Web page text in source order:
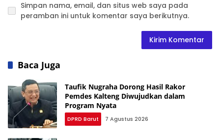
Simpan nama, email, dan situs web saya pada
peramban ini untuk komentar saya berikutnya.
Baca Juga
Taufik Nugraha Dorong Hasil Rakor
Pemdes Kalteng Diwujudkan dalam
Program Nyata
DPRD Barut 7 Agustus 2026